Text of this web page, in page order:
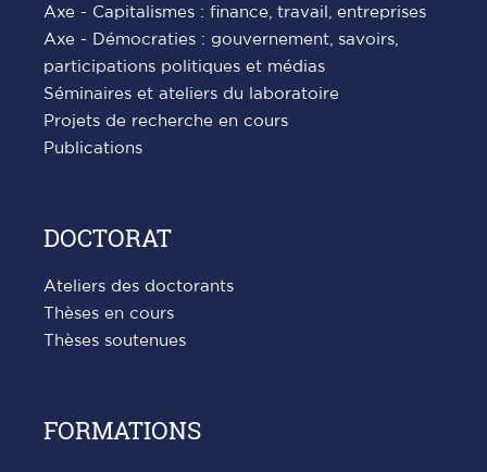
Axe - Capitalismes : finance, travail, entreprises
Axe - Démocraties : gouvernement, savoirs,
participations politiques et médias
Séminaires et ateliers du laboratoire
Projets de recherche en cours
Publications
DOCTORAT
Ateliers des doctorants
Thèses en cours
Thèses soutenues
FORMATIONS